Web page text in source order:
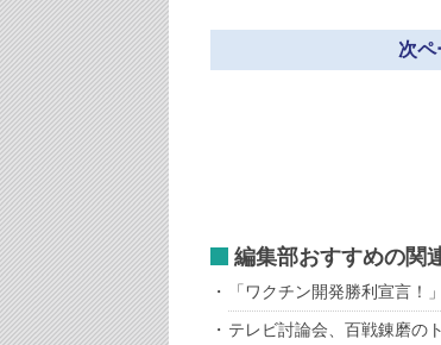
次ペ
編集部おすすめの関
「ワクチン開発勝利宣言
テレビ討論会、百戦錬磨の